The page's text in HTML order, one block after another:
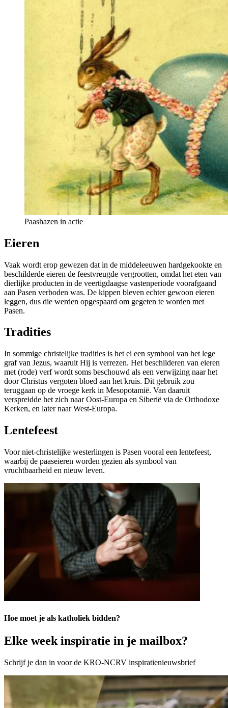
Paashazen in actie
Eieren
Vaak wordt erop gewezen dat in de middeleeuwen hardgekookte en
beschilderde eieren de feestvreugde vergrootten, omdat het eten van
dierlijke producten in de veertigdaagse vastenperiode voorafgaand
aan Pasen verboden was. De kippen bleven echter gewoon eieren
leggen, dus die werden opgespaard om gegeten te worden met
Pasen.
Tradities
In sommige christelijke tradities is het ei een symbool van het lege
graf van Jezus, waaruit Hij is verrezen. Het beschilderen van eieren
met (rode) verf wordt soms beschouwd als een verwijzing naar het
door Christus vergoten bloed aan het kruis. Dit gebruik zou
teruggaan op de vroege kerk in Mesopotamië. Van daaruit
verspreidde het zich naar Oost-Europa en Siberië via de Orthodoxe
Kerken, en later naar West-Europa.
Lentefeest
Voor niet-christelijke westerlingen is Pasen vooral een lentefeest,
waarbij de paaseieren worden gezien als symbool van
vruchtbaarheid en nieuw leven.
Hoe moet je als katholiek bidden?
Elke week inspiratie in je mailbox?
Schrijf je dan in voor de KRO-NCRV inspiratienieuwsbrief